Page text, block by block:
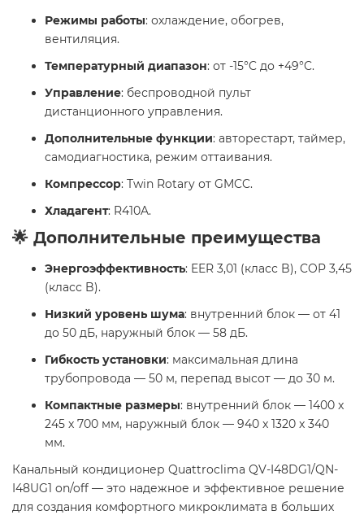
Режимы работы: охлаждение, обогрев,
вентиляция.
Температурный диапазон: от -15°C до +49°C.
Управление: беспроводной пульт
дистанционного управления.
Дополнительные функции: авторестарт, таймер,
самодиагностика, режим оттаивания.
Компрессор: Twin Rotary от GMCC.
Хладагент: R410A.
🌟 Дополнительные преимущества
Энергоэффективность: EER 3,01 (класс B), COP 3,45
(класс B).
Низкий уровень шума: внутренний блок — от 41
до 50 дБ, наружный блок — 58 дБ.
Гибкость установки: максимальная длина
трубопровода — 50 м, перепад высот — до 30 м.
Компактные размеры: внутренний блок — 1400 x
245 x 700 мм, наружный блок — 940 x 1320 x 340
мм.
Канальный кондиционер Quattroclima QV-I48DG1/QN-
I48UG1 on/off — это надежное и эффективное решение
для создания комфортного микроклимата в больших